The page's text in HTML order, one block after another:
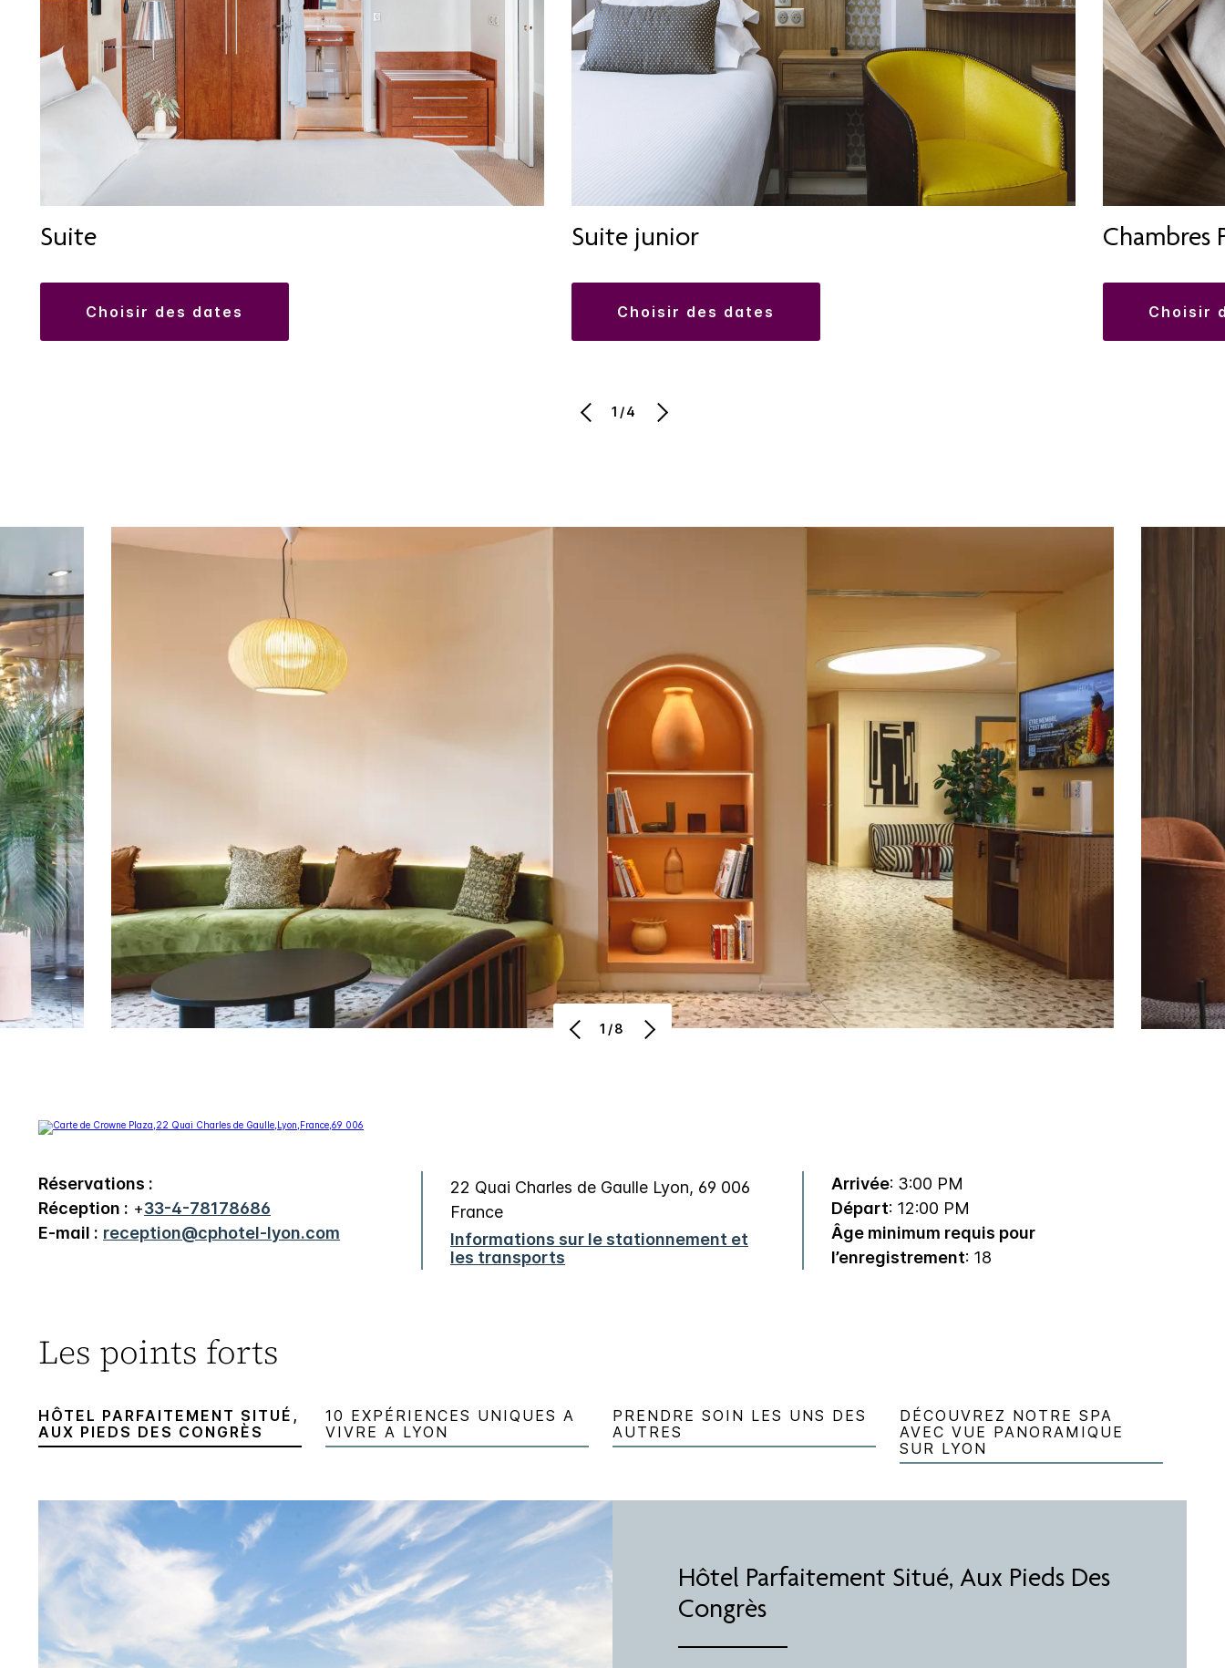
Suite
choisir des dates
Suite junior
choisir des dates
Chambres
choisir
1/4
1/8
Réservations :
Réception : +33-4-78178686
E-mail : reception@cphotel-lyon.com
22 Quai Charles de Gaulle Lyon, 69 006
France
Informations sur le stationnement et
les transports
Arrivée: 3:00 PM
Départ: 12:00 PM
Âge minimum requis pour
l’enregistrement: 18
Les points forts
HÔTEL PARFAITEMENT SITUÉ,
AUX PIEDS DES CONGRÈS
10 EXPÉRIENCES UNIQUES A
VIVRE A LYON
PRENDRE SOIN LES UNS DES
AUTRES
DÉCOUVREZ NOTRE SPA
AVEC VUE PANORAMIQUE
SUR LYON
Hôtel Parfaitement Situé, Aux Pieds Des
Congrès